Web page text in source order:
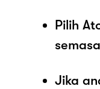
Pilih
Jika